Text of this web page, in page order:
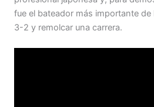
fue el bateador más importante
3-2 y remolcar una carrera.